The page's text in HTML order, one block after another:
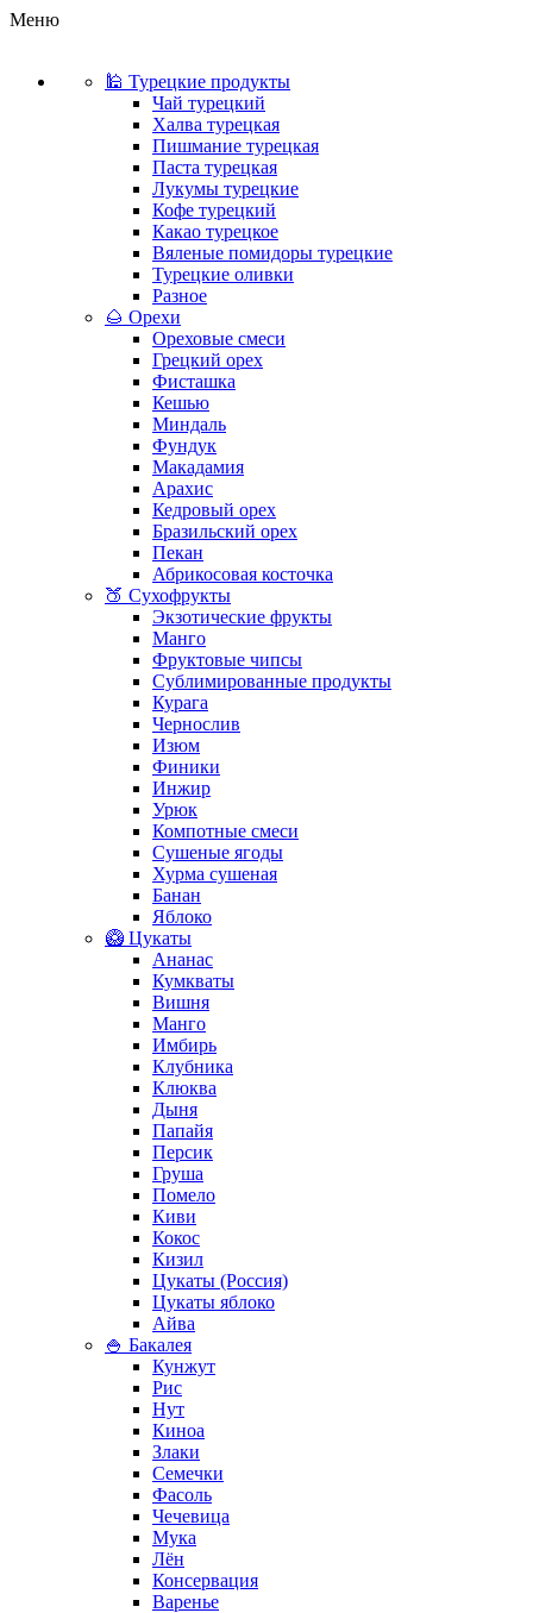
Меню
🕌 Турецкие продукты
Чай турецкий
Халва турецкая
Пишмание турецкая
Паста турецкая
Лукумы турецкие
Кофе турецкий
Какао турецкое
Вяленые помидоры турецкие
Турецкие оливки
Разное
🌰 Орехи
Ореховые смеси
Грецкий орех
Фисташка
Кешью
Миндаль
Фундук
Макадамия
Арахис
Кедровый орех
Бразильский орех
Пекан
Абрикосовая косточка
🍑 Сухофрукты
Экзотические фрукты
Манго
Фруктовые чипсы
Сублимированные продукты
Курага
Чернослив
Изюм
Финики
Инжир
Урюк
Компотные смеси
Сушеные ягоды
Хурма сушеная
Банан
Яблоко
🥝 Цукаты
Ананас
Кумкваты
Вишня
Манго
Имбирь
Клубника
Клюква
Дыня
Папайя
Персик
Груша
Помело
Киви
Кокос
Кизил
Цукаты (Россия)
Цукаты яблоко
Айва
🍚 Бакалея
Кунжут
Рис
Нут
Киноа
Злаки
Семечки
Фасоль
Чечевица
Мука
Лён
Консервация
Варенье